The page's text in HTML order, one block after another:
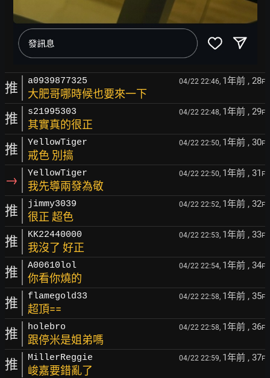
推 a0939877325 04/22 22:46, 1年前 , 28F
大肥哥哪時候也要來一下
推 s21995303 04/22 22:48, 1年前 , 29F
其實真的很正
推 YellowTiger 04/22 22:50, 1年前 , 30F
戒色 別搞
→ YellowTiger 04/22 22:50, 1年前 , 31 F
我先導兩發為敬
推 jimmy3039 04/22 22:52, 1年前 , 32F
很正 超色
推 KK22440000 04/22 22:53, 1年前 , 33F
我沒了 好正
推 A00610lol 04/22 22:54, 1年前 , 34F
你看你燒的
推 flamegold33 04/22 22:58, 1年前 , 35F
超頂==
推 holebro 04/22 22:58, 1年前 , 36F
跟停米是姐弟嗎
推 MillerReggie 04/22 22:59, 1年前 , 37F
峻嘉要錯亂了